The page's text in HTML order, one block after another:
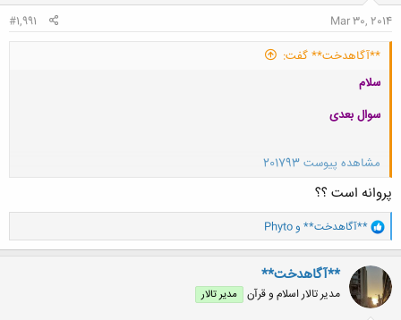
Mar 30, 2014
#1,991
**آگاهدخت** گفت:
سلام
سوال بعدی
مشاهده پیوست 201793
پروانه است ؟؟
و
ا
ک
ن
ش
ه
ا
**آگاهدخت** وPhyto
**آگاهدخت**
مدیر تالار اسلام و قرآن مدیر تالار